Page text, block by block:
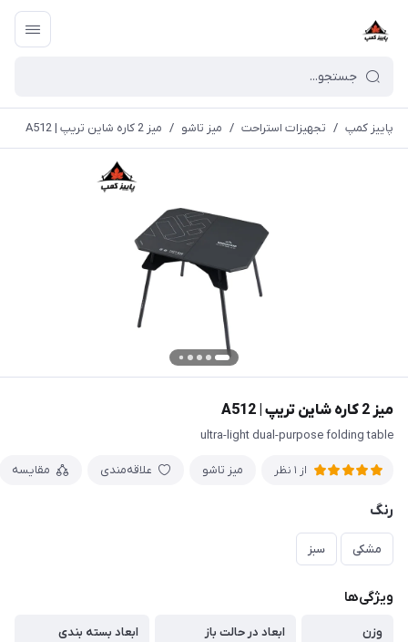
پاییز کمپ / تجهیزات استراحت / میز تاشو / میز 2 کاره شاین تریپ | A512
میز 2 کاره شاین تریپ | A512
ultra-light dual-purpose folding table
از 1 نظر میز تاشو علاقه‌مندی مقایسه
رنگ
مشکی سبز
ویژگی‌ها
وزن
ابعاد در حالت باز
ابعاد بسته بندی